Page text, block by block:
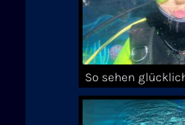
So sehen